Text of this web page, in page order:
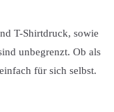
T-Shirtdruck, sowie
unbegrenzt. Ob als
für sich selbst.